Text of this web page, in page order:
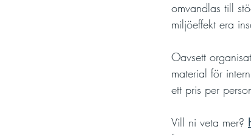
omvandlas till
miljöeffekt era
Oavsett
material för
ett pris per
Vill ni veta mer?